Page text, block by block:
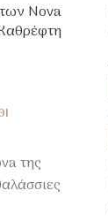
Nova
της